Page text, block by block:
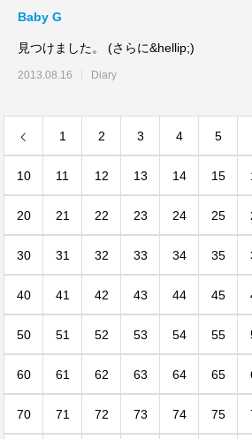
Baby G
見つけました。 (さらに&hellip;)
2013.08.16 Diary
1 2 3 4 5
10 11 12 13 14 15
20 21 22 23 24 25
30 31 32 33 34 35
40 41 42 43 44 45
50 51 52 53 54 55
60 61 62 63 64 65
70 71 72 73 74 75